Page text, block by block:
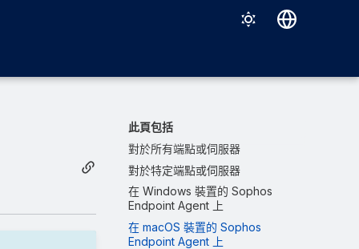
Français
Italiano
日本語
한국어
此頁包括
對於所有端點或伺服器
對於特定端點或伺服器
在 Windows 裝置的 Sophos
Endpoint Agent 上
在 macOS 裝置的 Sophos
Endpoint Agent 上